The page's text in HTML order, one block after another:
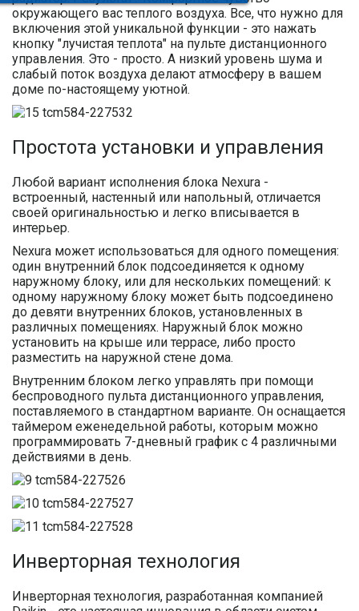
окружающего вас теплого воздуха. Все, что нужно для
включения этой уникальной функции - это нажать
кнопку "лучистая теплота" на пульте дистанционного
управления. Это - просто. А низкий уровень шума и
слабый поток воздуха делают атмосферу в вашем
доме по-настоящему уютной.
Простота установки и управления
Любой вариант исполнения блока Nexura -
встроенный, настенный или напольный, отличается
своей оригинальностью и легко вписывается в
интерьер.
Nexura может использоваться для одного помещения:
один внутренний блок подсоединяется к одному
наружному блоку, или для нескольких помещений: к
одному наружному блоку может быть подсоединено
до девяти внутренних блоков, установленных в
различных помещениях. Наружный блок можно
установить на крыше или террасе, либо просто
разместить на наружной стене дома.
Внутренним блоком легко управлять при помощи
беспроводного пульта дистанционного управления,
поставляемого в стандартном варианте. Он оснащается
таймером еженедельной работы, которым можно
программировать 7-дневный график с 4 различными
действиями в день.
Инверторная технология
Инверторная технология, разработанная компанией